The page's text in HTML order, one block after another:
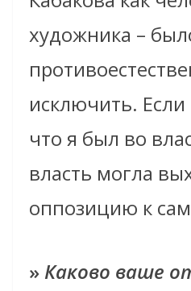
художника –
исключить.
что я был во
власть могла
оппозицию к
» Каково ваше